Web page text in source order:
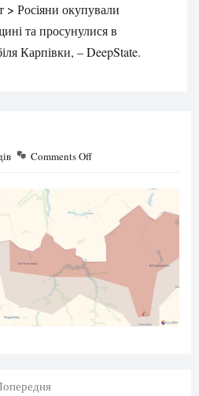
> Росіяни окупували
та просунулися в
Карпівки, – DeepState.
Comments Off